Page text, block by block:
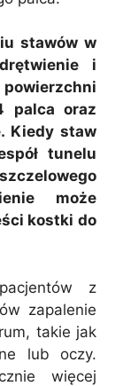
stawów w
i
palca oraz
Kiedy staw
tunelu
może
kostki do
z
zapalenie
takie jak
lub oczy.
więcej